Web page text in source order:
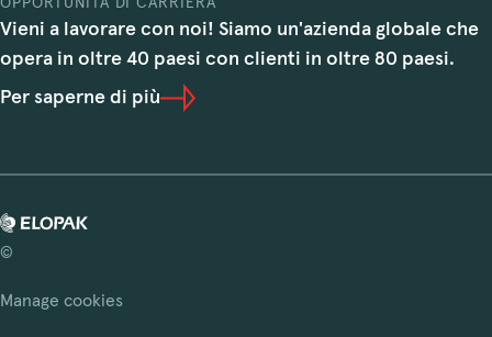
OPPORTUNITÀ DI CARRIERA
Vieni a lavorare con noi! Siamo un'azienda globale che
opera in oltre 40 paesi con clienti in oltre 80 paesi.
Per saperne di più
©
Manage cookies